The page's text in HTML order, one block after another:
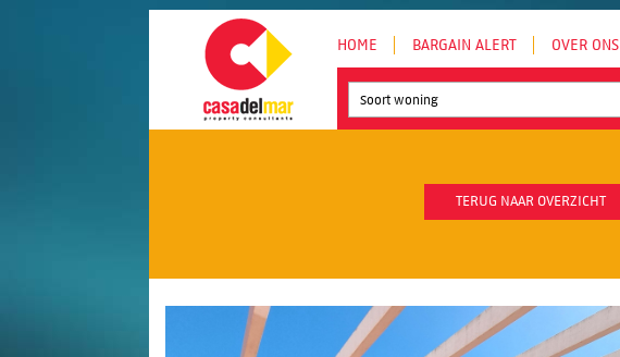
HOME BARGAIN ALERT OVER ONS
Soort woning
TERUG NAAR OVERZICHT